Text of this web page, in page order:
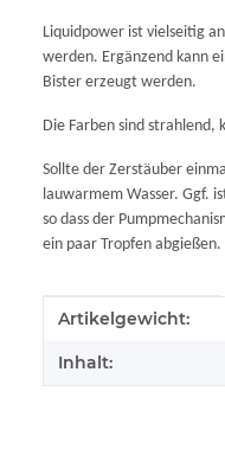
Liquidpower ist vielseitig
werden. Ergänzend kann
Bister erzeugt werden.
Die Farben sind strahlend,
Sollte der Zerstäuber
lauwarmem Wasser. Ggf.
so dass der
ein paar Tropfen abgießen.
Produkteigenschaft
Wert
Artikelgewicht:
Inhalt: